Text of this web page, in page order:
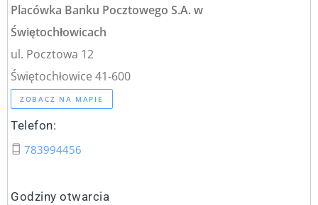
Placówka Banku Pocztowego S.A. w
Świętochłowicach
ul. Pocztowa 12
Świętochłowice 41-600
ZOBACZ NA MAPIE
Telefon:
783994456
Godziny otwarcia